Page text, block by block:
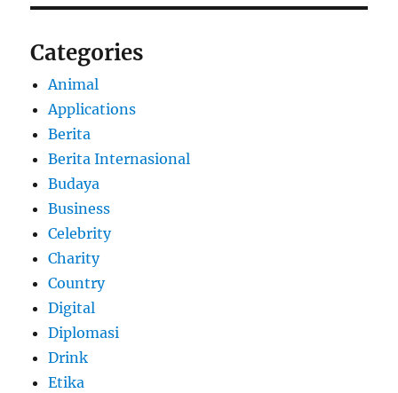
Categories
Animal
Applications
Berita
Berita Internasional
Budaya
Business
Celebrity
Charity
Country
Digital
Diplomasi
Drink
Etika